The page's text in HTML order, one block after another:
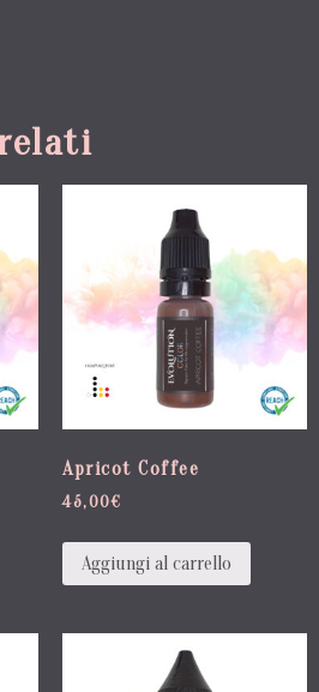
Apricot Coffee
45,00€
Aggiungi al carrello